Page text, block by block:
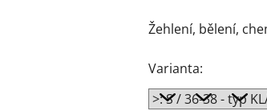
Žehlení, bělení,
Varianta: